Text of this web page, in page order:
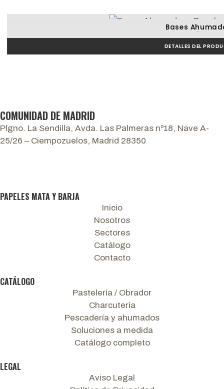
Bases
Pescadería y
DETALLES DEL
COMUNIDAD DE MADRID
Plgno. La Sendilla, Avda. Las Palmeras nº18, Nave A-
25/26 – Ciempozuelos, Madrid 28350
PAPELES MATA Y BARJA
Inicio
Nosotros
Sectores
Catálogo
Contacto
CATÁLOGO
Pastelería / Obrador
Charcutería
Pescadería y ahumados
Soluciones a medida
Catálogo completo
LEGAL
Aviso Legal